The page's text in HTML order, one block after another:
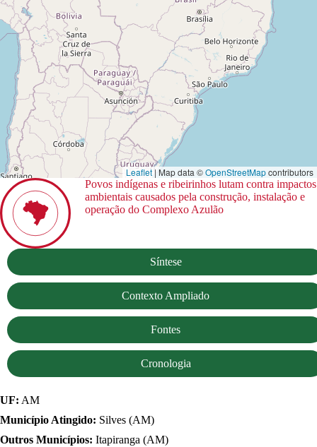
Leaflet | Map data ©OpenStreetMapcontributors
Povos indígenas e ribeirinhos lutam contra impactos
ambientais causados pela construção, instalação e
operação do Complexo Azulão
Síntese
Contexto Ampliado
Fontes
Cronologia
UF: AM
Município Atingido: Silves (AM)
Outros Municípios: Itapiranga (AM)